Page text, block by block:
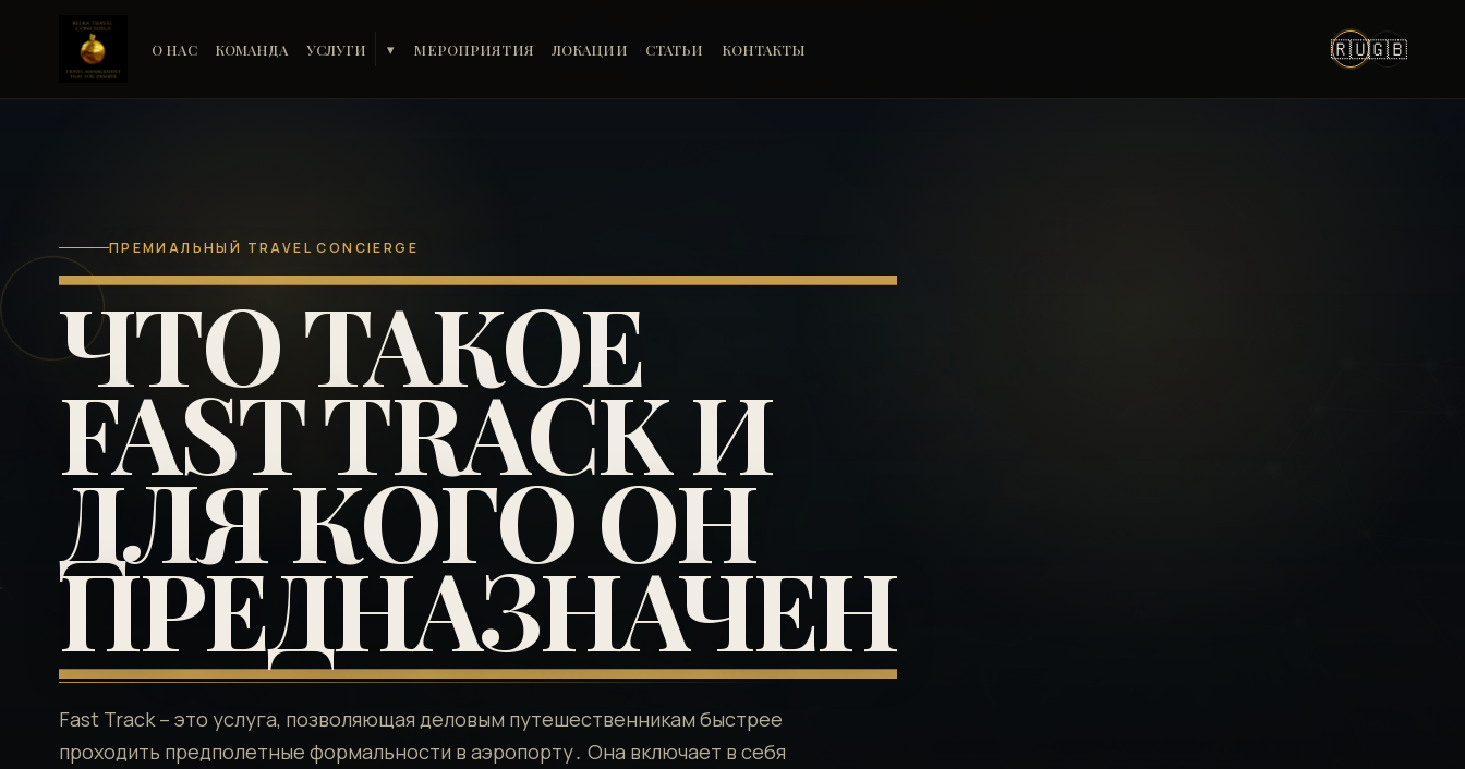
О НАС КОМАНДА УСЛУГИ ▾ МЕРОПРИЯТИЯ ЛОКАЦИИ СТАТЬИ КОНТАКТЫ 🇷🇺🇬🇧
ПРЕМИАЛЬНЫЙ TRAVEL CONCIERGE
ЧТО ТАКОЕ
FAST TRACK И
ДЛЯ КОГО ОН
ПРЕДНАЗНАЧЕН
Fast Track – это услуга, позволяющая деловым путешественникам быстрее
проходить предполетные формальности в аэропорту․ Она включает в себя